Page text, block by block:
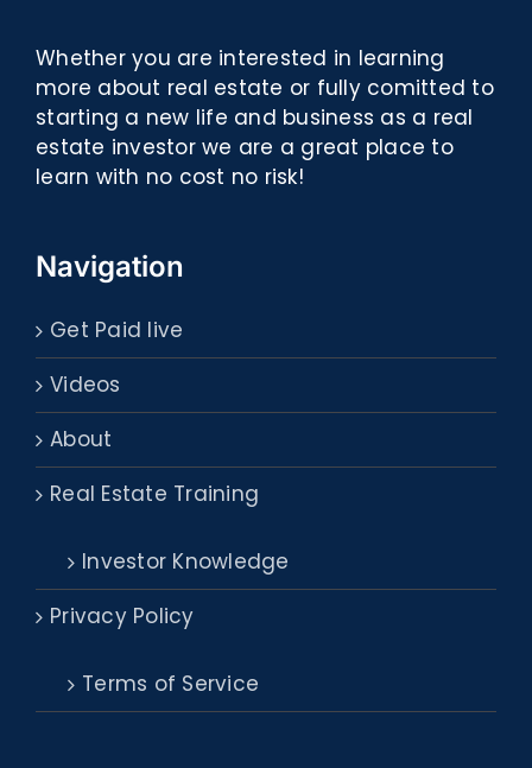
Whether you are interested in learning
more about real estate or fully comitted to
starting a new life and business as a real
estate investor we are a great place to
learn with no cost no risk!
Navigation
Get Paid live
Videos
About
Real Estate Training
Investor Knowledge
Privacy Policy
Terms of Service